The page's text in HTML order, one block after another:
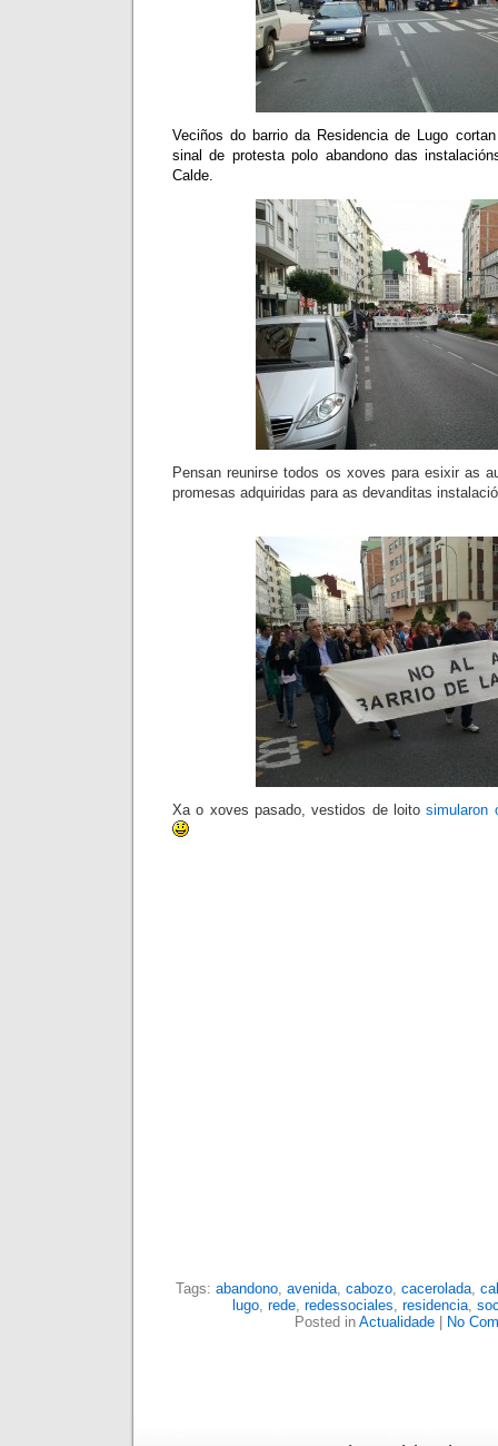
Veciños do barrio da Residencia de Lugo
sinal de protesta polo abandono das
Calde.
Pensan reunirse todos os xoves para esixir as
promesas adquiridas para as devanditas
Xa o xoves pasado, vestidos de loitosimularon
Tags: abandono, avenida, cabozo, cacerolada,
lugo, rede, redessociales, residencia,
Posted in Actualidade| No